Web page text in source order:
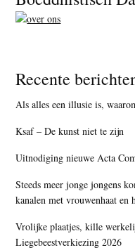
Recente
Als alles een illusie is,
Ksaf – De kunst niet te zijn
Uitnodiging nieuwe Acta
Steeds meer jonge jongens
kanalen met vrouwenhaat en
Vrolijke plaatjes, kille
Liegebeestverkiezing 2026